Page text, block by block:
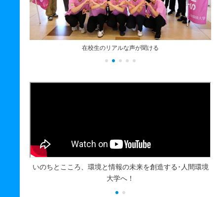
在校生のリアルな声が聞ける
いのちとこころ、環境と情報の未来を創造する･人間環境
大学へ！